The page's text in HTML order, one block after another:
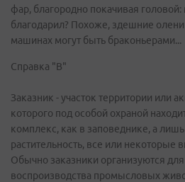
фар, благородно покачивая головой:
благодарил? Похоже, здешние
машинах могут быть браконьерами...
Справка "В"
Заказник - участок территории или
которого под особой охраной
комплекс, как в заповеднике, а
растительность, все или некоторые
Обычно заказники организуются
воспроизводства промысловых